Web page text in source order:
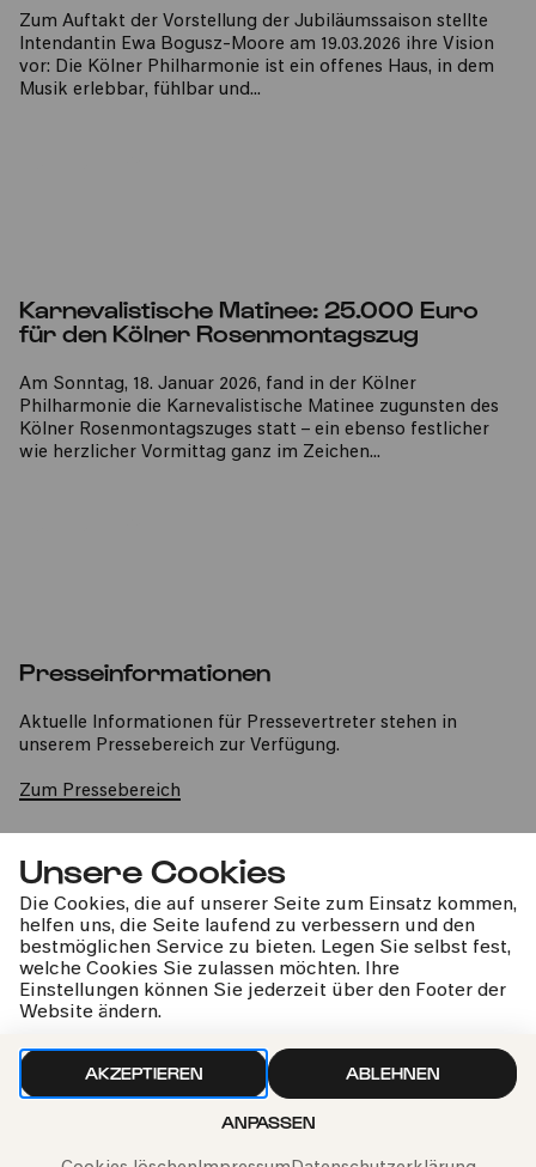
Unsere Cookies
Die Cookies, die auf unserer Seite zum Einsatz kommen,
helfen uns, die Seite laufend zu verbessern und den
bestmöglichen Service zu bieten. Legen Sie selbst fest,
welche Cookies Sie zulassen möchten. Ihre
Einstellungen können Sie jederzeit über den Footer der
Website ändern.
AKZEPTIEREN ABLEHNEN
ANPASSEN
Zum Auftakt der Vorstellung der Jubiläumssaison stellte
Intendantin Ewa Bogusz-Moore am 19.03.2026 ihre Vision
vor: Die Kölner Philharmonie ist ein offenes Haus, in dem
Musik erlebbar, fühlbar und...
Karnevalistische Matinee: 25.000 Euro
für den Kölner Rosenmontagszug
Am Sonntag, 18. Januar 2026, fand in der Kölner
Philharmonie die Karnevalistische Matinee zugunsten des
Kölner Rosenmontagszuges statt – ein ebenso festlicher
wie herzlicher Vormittag ganz im Zeichen...
Presseinformationen
Aktuelle Informationen für Pressevertreter stehen in
unserem Pressebereich zur Verfügung.
Zum Pressebereich
MEHR INFOS
kphil-News direkt in dein Postfach